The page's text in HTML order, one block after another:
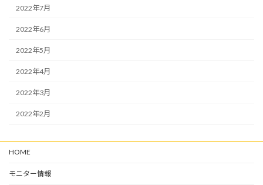
2022年7月
2022年6月
2022年5月
2022年4月
2022年3月
2022年2月
HOME
モニター情報